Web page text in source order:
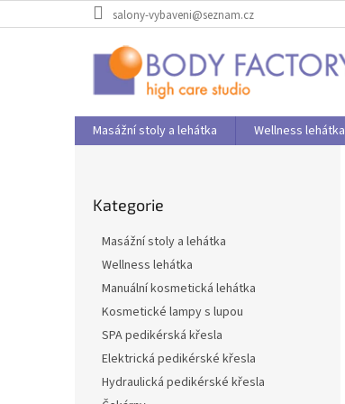
na
salony-vybaveni@seznam.cz
Masážní stoly a lehátka Wellness lehátka
kategorie
Kategorie
Masážní stoly a lehátka
Wellness lehátka
Manuální kosmetická lehátka
Kosmetické lampy s lupou
SPA pedikérská křesla
Elektrická pedikérské křesla
Hydraulická pedikérské křesla